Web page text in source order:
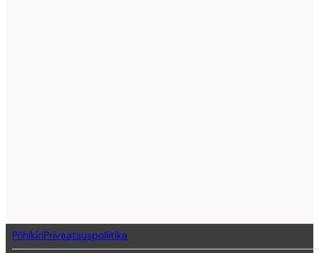
PõhikiriPrivaatsuspoliitika